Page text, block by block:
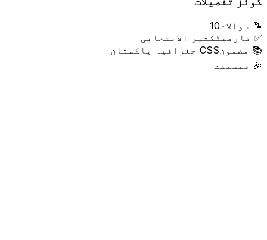
📝 سوالات10
✅ فارمیٹ کثیر الانتخابی
📚 مضمونCSS جغرافیہ پاکستان
🎉 فیس مفت